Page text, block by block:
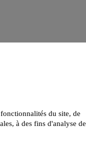
du site, de
à des fins d'analyse de